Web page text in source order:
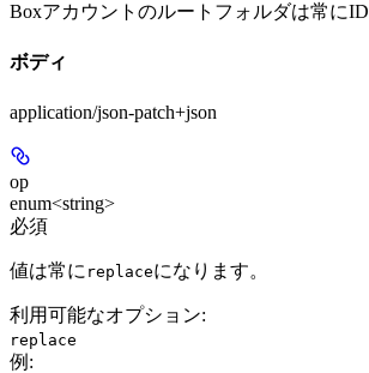
Boxアカウントのルートフォルダは常にID
ボディ
application/json-patch+json
op
enum<string>
必須
値は常に replaceになります。
利用可能なオプション:
replace
例 :